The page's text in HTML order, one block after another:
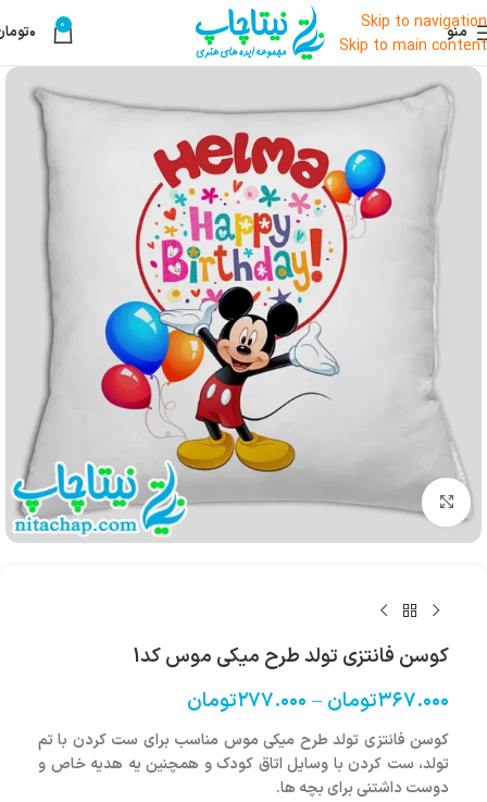
Skip to navigation
Skip to main content
منو 0 ۰
بزرگنمایی تصویر
کوسن فانتزی تولد طرح میکی موس کد1
۳۶۷.۰۰۰تومان – ۲۷۷.۰۰۰تومان
کوسن فانتزی تولد طرح میکی موس مناسب برای ست کردن با تم
تولد، ست کردن با وسایل اتاق کودک و همچنین یه هدیه خاص و
دوست داشتنی برای بچه ها.